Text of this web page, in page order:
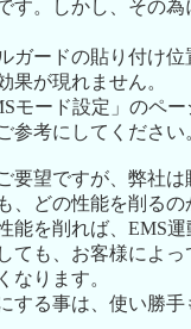
す。しかし、その
ガードの貼り付け
果が現れません。
モード設定」のペ
参考にしてください
要望ですが、弊社
、どの性能を削る
能を削れば、EMS
ても、お客様によ
なります。
する事は、使い勝